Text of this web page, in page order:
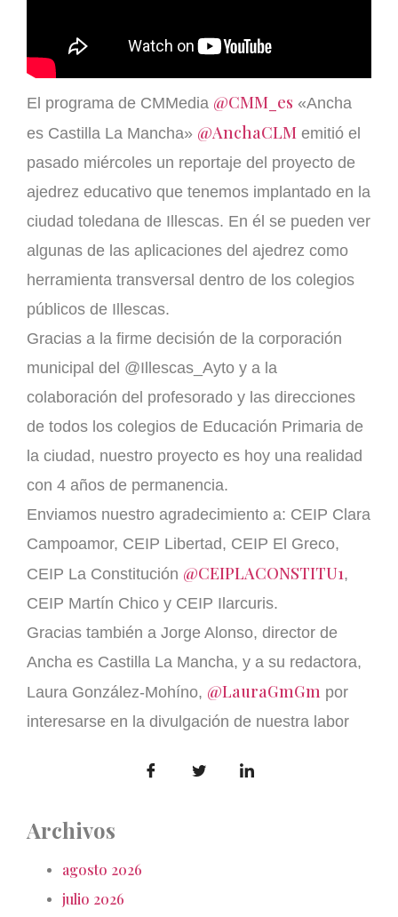
El programa de CMMedia @CMM_es «Ancha
es Castilla La Mancha» @AnchaCLM emitió el
pasado miércoles un reportaje del proyecto de
ajedrez educativo que tenemos implantado en la
ciudad toledana de Illescas. En él se pueden ver
algunas de las aplicaciones del ajedrez como
herramienta transversal dentro de los colegios
públicos de Illescas.
Gracias a la firme decisión de la corporación
municipal del @Illescas_Ayto y a la
colaboración del profesorado y las direcciones
de todos los colegios de Educación Primaria de
la ciudad, nuestro proyecto es hoy una realidad
con 4 años de permanencia.
Enviamos nuestro agradecimiento a: CEIP Clara
Campoamor, CEIP Libertad, CEIP El Greco,
CEIP La Constitución @CEIPLACONSTITU1,
CEIP Martín Chico y CEIP Ilarcuris.
Gracias también a Jorge Alonso, director de
Ancha es Castilla La Mancha, y a su redactora,
Laura González-Mohíno, @LauraGmGm por
interesarse en la divulgación de nuestra labor
Archivos
agosto 2026
julio 2026